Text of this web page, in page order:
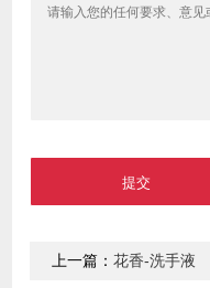
上一篇：花香-洗手液